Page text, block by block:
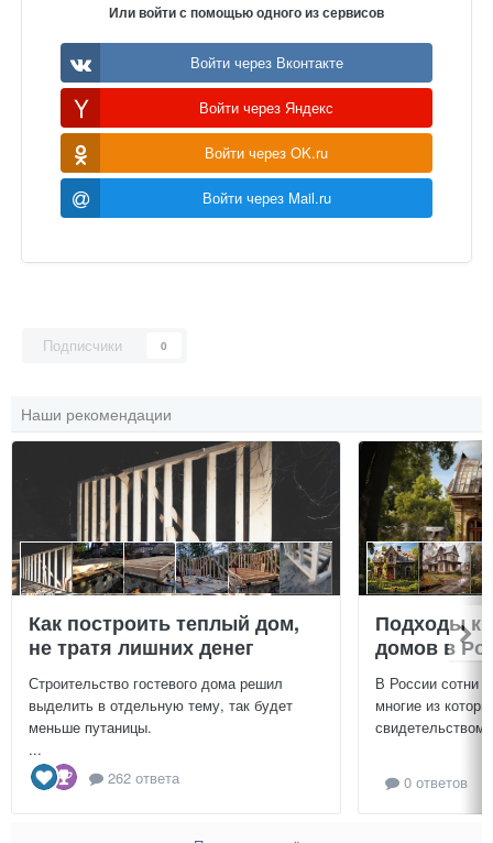
Или войти с помощью одного из сервисов
Войти через Вконтакте
Войти через Яндекс
Войти через OK.ru
Войти через Mail.ru
Подписчики 0
Наши рекомендации
Как построить теплый дом,
не тратя лишних денег
Строительство гостевого дома решил
выделить в отдельную тему, так будет
меньше путаницы.
...
262 ответа
Подходы к
домов в
В России сотни
многие из
свидетельством
0 ответов